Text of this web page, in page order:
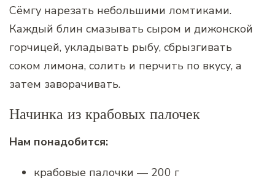
Сёмгу нарезать небольшими ломтиками.
Каждый блин смазывать сыром и дижонской
горчицей, укладывать рыбу, сбрызгивать
соком лимона, солить и перчить по вкусу, а
затем заворачивать.
Начинка из крабовых палочек
Нам понадобится:
крабовые палочки — 200 г